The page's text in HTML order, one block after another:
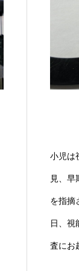
小児は
見、早
を指摘
日、視
査にお